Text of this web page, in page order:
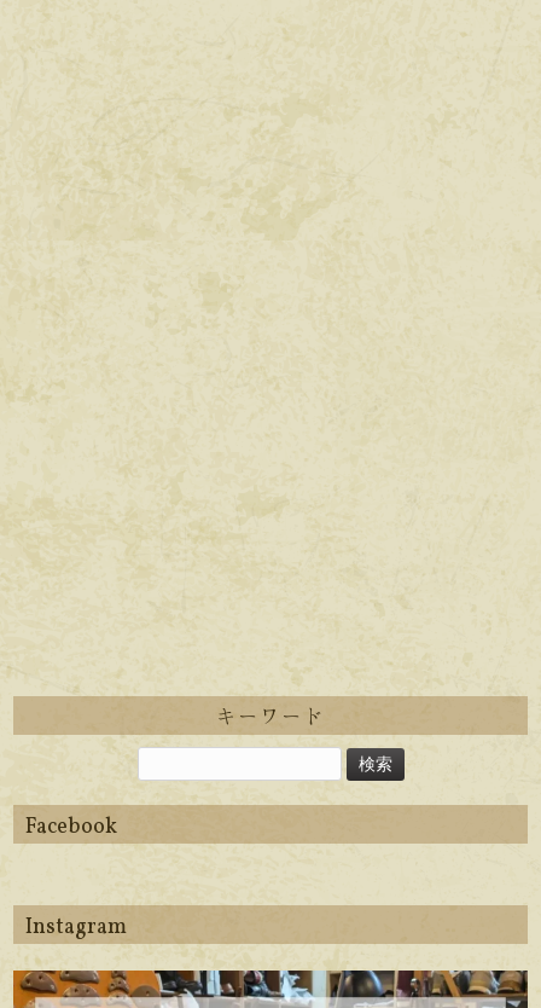
キーワード
Facebook
Instagram
apego_handmade_shoemaker